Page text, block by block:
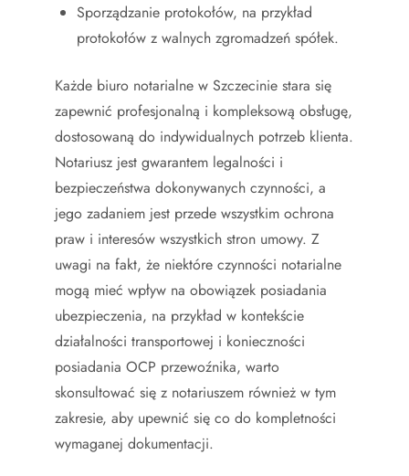
Sporządzanie protokołów, na przykład
protokołów z walnych zgromadzeń spółek.
Każde biuro notarialne w Szczecinie stara się
zapewnić profesjonalną i kompleksową obsługę,
dostosowaną do indywidualnych potrzeb klienta.
Notariusz jest gwarantem legalności i
bezpieczeństwa dokonywanych czynności, a
jego zadaniem jest przede wszystkim ochrona
praw i interesów wszystkich stron umowy. Z
uwagi na fakt, że niektóre czynności notarialne
mogą mieć wpływ na obowiązek posiadania
ubezpieczenia, na przykład w kontekście
działalności transportowej i konieczności
posiadania OCP przewoźnika, warto
skonsultować się z notariuszem również w tym
zakresie, aby upewnić się co do kompletności
wymaganej dokumentacji.